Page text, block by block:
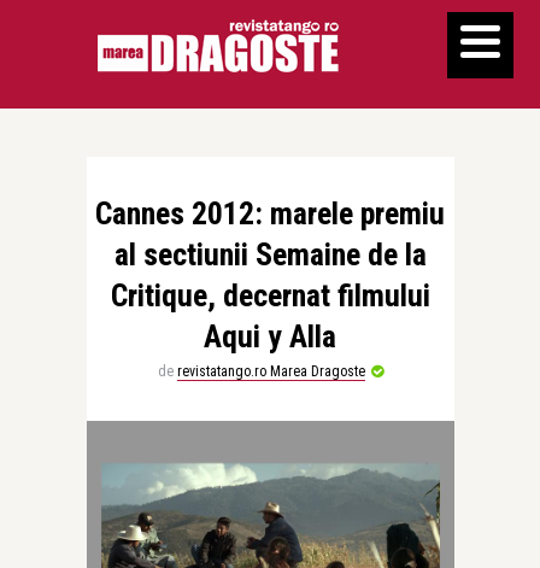
Cannes 2012: marele premiu
al sectiunii Semaine de la
Critique, decernat filmului
Aqui y Alla
de revistatango.ro Marea Dragoste